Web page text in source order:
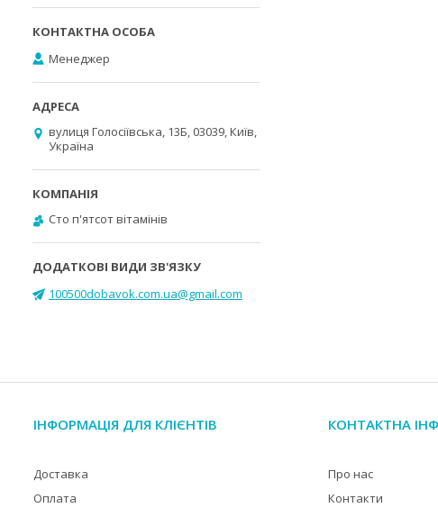
Менеджер
вулиця Голосіївська, 13Б, 03039, Київ,
Україна
Cто п'ятсот вітамінів
100500dobavok.com.ua@gmail.com
ІНФОРМАЦІЯ ДЛЯ КЛІЄНТІВ
Доставка
Оплата
КОНТАКТНА
Про нас
Контакти